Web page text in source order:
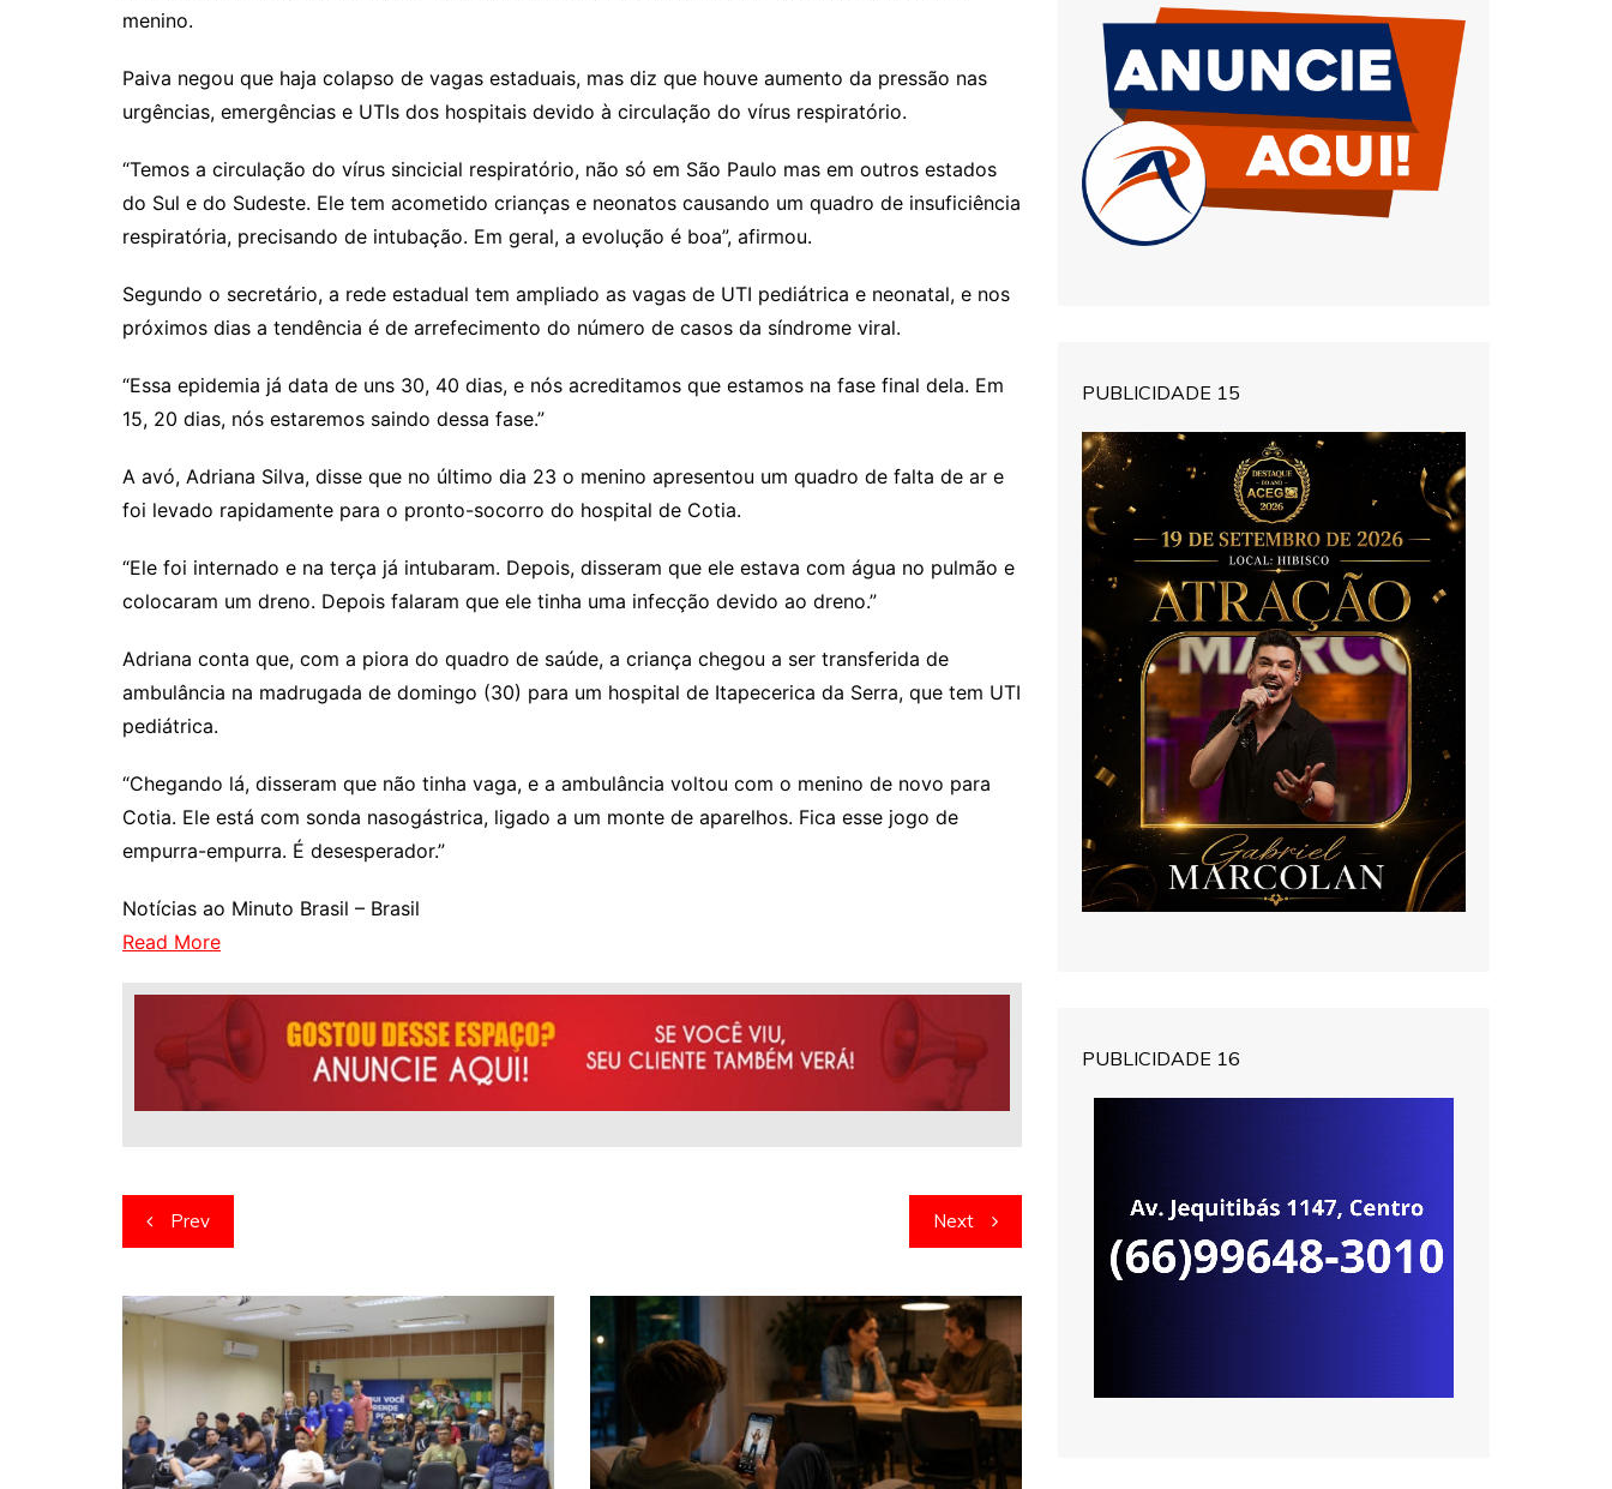
menino.
Paiva negou que haja colapso de vagas estaduais, mas diz que houve aumento da pressão nas
urgências, emergências e UTIs dos hospitais devido à circulação do vírus respiratório.
“Temos a circulação do vírus sincicial respiratório, não só em São Paulo mas em outros estados
do Sul e do Sudeste. Ele tem acometido crianças e neonatos causando um quadro de insuficiência
respiratória, precisando de intubação. Em geral, a evolução é boa”, afirmou.
Segundo o secretário, a rede estadual tem ampliado as vagas de UTI pediátrica e neonatal, e nos
próximos dias a tendência é de arrefecimento do número de casos da síndrome viral.
“Essa epidemia já data de uns 30, 40 dias, e nós acreditamos que estamos na fase final dela. Em
15, 20 dias, nós estaremos saindo dessa fase.”
A avó, Adriana Silva, disse que no último dia 23 o menino apresentou um quadro de falta de ar e
foi levado rapidamente para o pronto-socorro do hospital de Cotia.
“Ele foi internado e na terça já intubaram. Depois, disseram que ele estava com água no pulmão e
colocaram um dreno. Depois falaram que ele tinha uma infecção devido ao dreno.”
Adriana conta que, com a piora do quadro de saúde, a criança chegou a ser transferida de
ambulância na madrugada de domingo (30) para um hospital de Itapecerica da Serra, que tem UTI
pediátrica.
“Chegando lá, disseram que não tinha vaga, e a ambulância voltou com o menino de novo para
Cotia. Ele está com sonda nasogástrica, ligado a um monte de aparelhos. Fica esse jogo de
empurra-empurra. É desesperador.”
Notícias ao Minuto Brasil – Brasil
Read More
Navegação
de
artigos
Prev Next
PUBLICIDADE 15
PUBLICIDADE 16